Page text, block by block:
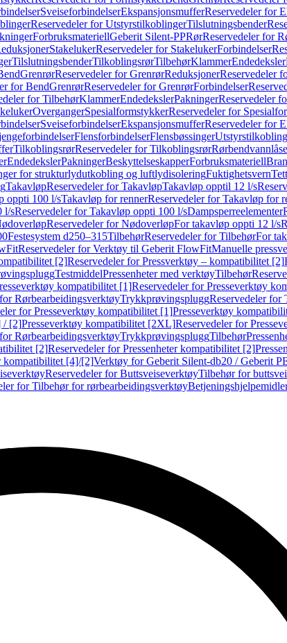
SveiseforbindelserEkspansjonsmufferReservedeler for
Reservedeler for UtstyrstilkoblingerTilslutningsbender
ForbruksmateriellGeberit Silent-PPRørReservedeler for
StakelukerReservedeler for StakelukerForbindelser
TilslutningsbenderTilkoblingsrørTilbehørKlammerEndedeksler
GrenrørReservedeler for GrenrørReduksjonerReservedeler
for BendGrenrørReservedeler for GrenrørForbindelser
for TilbehørKlammerEndedekslerPakningerReservedeler
OvergangerSpesialformstykkerReservedeler for
SveiseforbindelserEkspansjonsmufferReservedeler for
FlensforbindelserFlensbøssinger
TilkoblingsrørReservedeler for Tilkoblingsrør
EndedekslerPakningerBeskyttelseskapperForbruksmateriell
for strukturlydutkobling og luftlydisoleringFuktighetsvern
TakavløpReservedeler for TakavløpTakavløp opptil 12 l/s
oppti 100 l/sTakavløp for rennerReservedeler for Takavløp for
l/sReservedeler for Takavløp oppti 100 l/sDampsperreelementer
Reservedeler for NødoverløpFor takavløp oppti 12 l/s
Festesystem d250–315TilbehørReservedeler for TilbehørFor
Reservedeler for Verktøy til Geberit FlowFitManuelle
[2]Reservedeler for Pressverktøy – kompatibilitet [2]
TestmiddelPressenheter med verktøyTilbehør
kompatibilitet [1]Reservedeler for Presseverktøy
RørbearbeidingsverktøyTrykkprøvingspluggReservedeler
for Presseverktøy kompatibilitet [1]Presseverktøy
/ [2]Presseverktøy kompatibilitet [2XL]Reservedeler for
RørbearbeidingsverktøyTrykkprøvingspluggTilbehør
[2]Reservedeler for Pressenheter kompatibilitet [2]
kompatibilitet [4]/[2]Verktøy for Geberit Silent-db20 / Geberit
Reservedeler for ButtsveiseverktøyTilbehør for
for Tilbehør for rørbearbeidingsverktøy